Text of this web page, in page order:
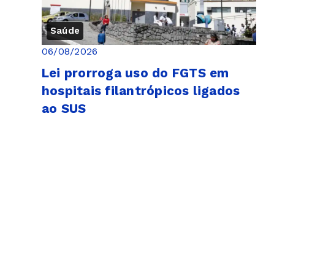
Saúde
06/08/2026
Lei prorroga uso do FGTS em
hospitais filantrópicos ligados
ao SUS